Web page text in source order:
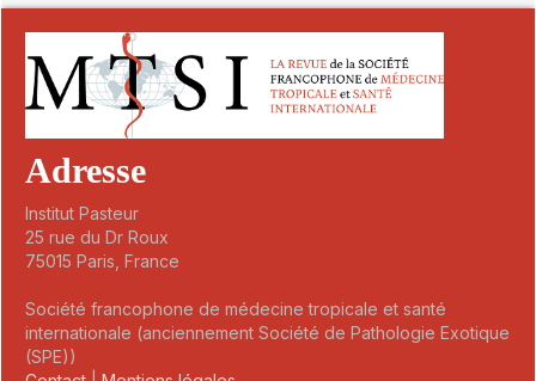
Adresse
Institut Pasteur
25 rue du Dr Roux
75015 Paris, France
Société francophone de médecine tropicale et santé
internationale (anciennement Société de Pathologie Exotique
(SPE))